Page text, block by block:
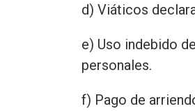
d) Viáticos
e) Uso indebido
personales.
f) Pago de